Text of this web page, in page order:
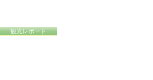
観光レポート